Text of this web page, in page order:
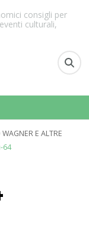
consigli per
culturali,
E ALTRE
64